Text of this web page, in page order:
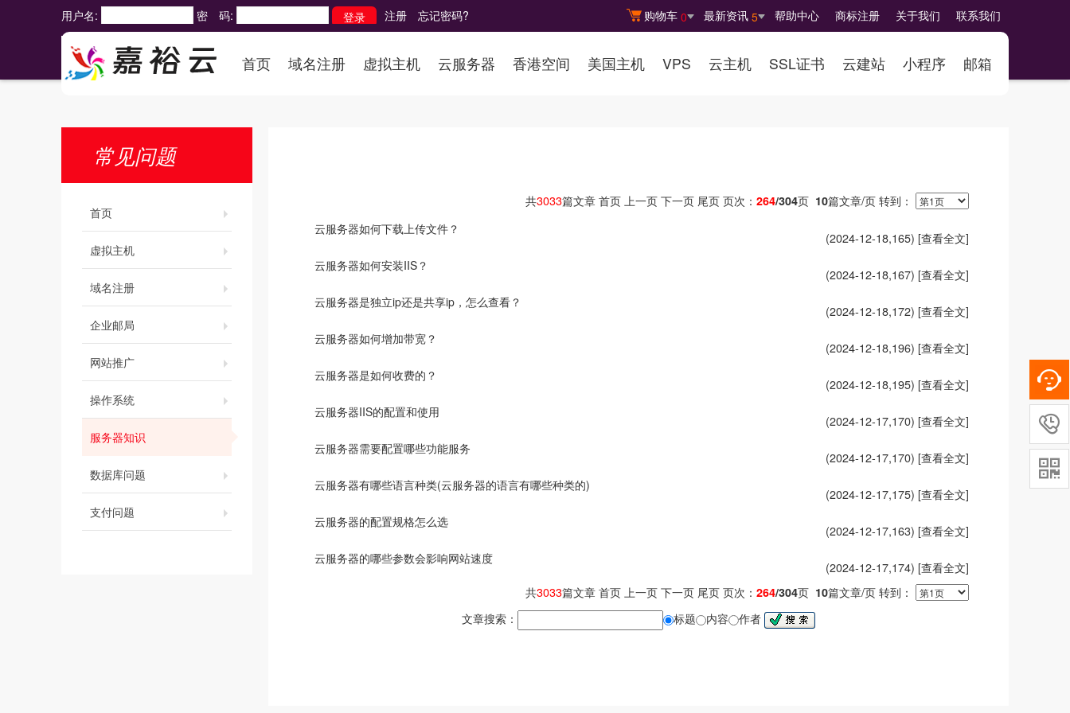
购物车 0 最新资讯 5 帮助中心 商标注册 关于我们 联系我们
用户名: 密 码: 注册 忘记密码?
首页 域名注册 虚拟主机 云服务器 香港空间 美国主机 VPS 云主机 SSL证书 云建站 小程序 邮箱
常见问题
首页
虚拟主机
域名注册
企业邮局
网站推广
操作系统
服务器知识
数据库问题
支付问题
共3033篇文章 首页 上一页 下一页 尾页 页次： 264/304页 10篇文章/页 转到：
云服务器如何下载上传文件？
(2024-12-18,165) [查看全文]
云服务器如何安装IIS？
(2024-12-18,167) [查看全文]
云服务器是独立ip还是共享ip，怎么查看？
(2024-12-18,172) [查看全文]
云服务器如何增加带宽？
(2024-12-18,196) [查看全文]
云服务器是如何收费的？
(2024-12-18,195) [查看全文]
云服务器IIS的配置和使用
(2024-12-17,170) [查看全文]
云服务器需要配置哪些功能服务
(2024-12-17,170) [查看全文]
云服务器有哪些语言种类(云服务器的语言有哪些种类的)
(2024-12-17,175) [查看全文]
云服务器的配置规格怎么选
(2024-12-17,163) [查看全文]
云服务器的哪些参数会影响网站速度
(2024-12-17,174) [查看全文]
共3033篇文章 首页 上一页 下一页 尾页 页次： 264/304页 10篇文章/页 转到：
文章搜索：
标题 内容 作者

